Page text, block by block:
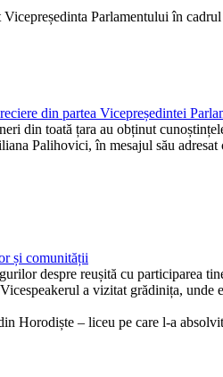
Parlamentului în
din partea Vicepreședintei
din toată țara au obținut
Palihovici, în mesajul său
și comunității
despre reușită cu participarea
a vizitat grădinița, unde
– liceu pe care l-a